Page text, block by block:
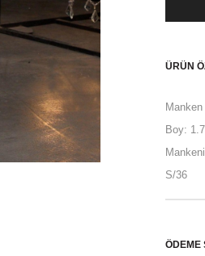
ÜRÜN
Boy:
S/36
ÖDEME